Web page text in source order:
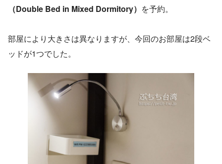
（Double Bed in Mixed Dormitory） を予約。
部屋により大きさは異なりますが、今回のお部屋は2段ベ
ッドが1つでした。